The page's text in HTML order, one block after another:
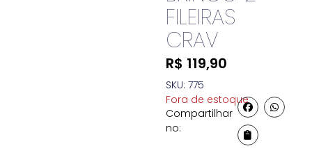
FILEIRAS
CRAV
R$ 119,90
SKU: 775
Fora de estoque
Compartilhar
no: